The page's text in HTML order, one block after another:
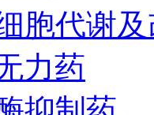
胞代谢
力药